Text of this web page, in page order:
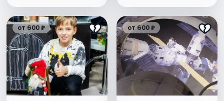
от 600 ₽ от 600 ₽